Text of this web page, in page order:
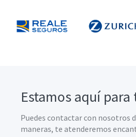
Estamos aquí para
Puedes contactar con nosotros
maneras, te atenderemos